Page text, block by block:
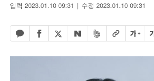
입력 2023.01.10 09:31 수정 2023.01.10 09:31
카카오톡 공유하기
페이스북 공유하기
엑스 공유하기
네이버 공유하기
밴드 공유하기
URL복사
글자